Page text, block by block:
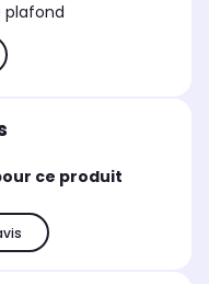
plafond
ce produit